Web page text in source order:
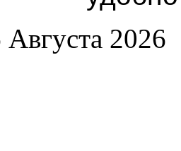
Августа 2026